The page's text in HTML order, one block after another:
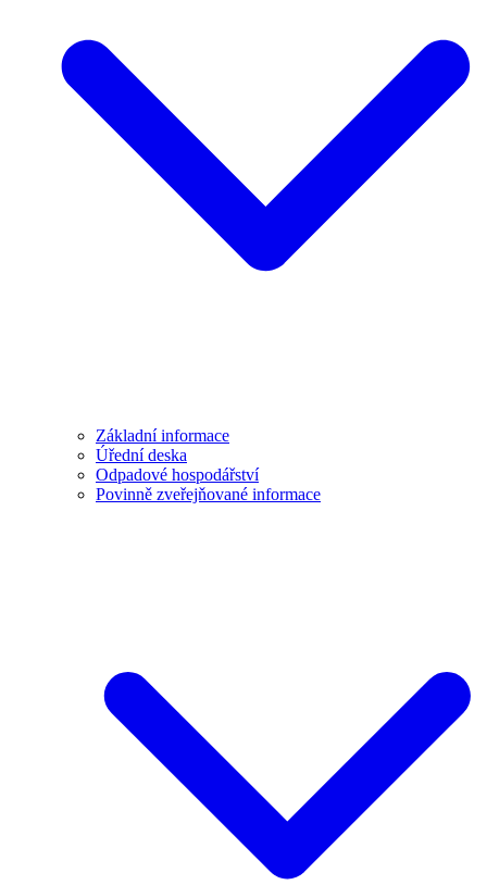
Základní informace
Úřední deska
Odpadové hospodářství
Povinně zveřejňované informace